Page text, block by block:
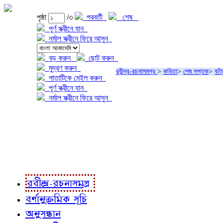
পৃষ্ঠা /৩ পরবর্তী
শেষ
পূর্ণ স্ক্রীনে যান
নর্মাল স্ক্রীনে ফিরে আসুন
বড় করুন
ছোট করুন
মুদ্রণ করুন
পাতাটিকে মেইল করুন
পূর্ণ স্ক্রীনে যান
নর্মাল স্ক্রীনে ফিরে আসুন
রবীন্দ্র-রচনাসমগ্র > কবিতা> শেষ সপ্তক>
রবীন্দ্র-রচনাসমগ্র
বর্ণানুক্রমিক সূচি
অনুসন্ধান